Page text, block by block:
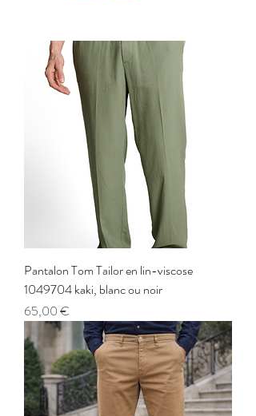
Pantalon Tom Tailor en lin-viscose
1049704 kaki, blanc ou noir
Prix
65,00 €